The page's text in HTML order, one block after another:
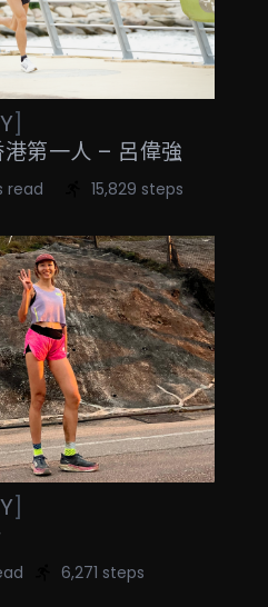
]
第一人 – 呂偉強
read 15,829 steps
]
6,271 steps